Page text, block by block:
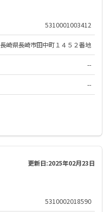
5310001003412
長崎県長崎市田中町１４５２番地
--
--
更新日:2025年02月23日
5310002018590